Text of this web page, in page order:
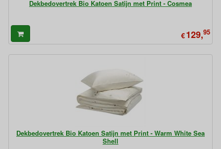
Dekbedovertrek Bio Katoen Satijn met Print - Cosmea
€129,95
Dekbedovertrek Bio Katoen Satijn met Print - Warm White Sea
Shell